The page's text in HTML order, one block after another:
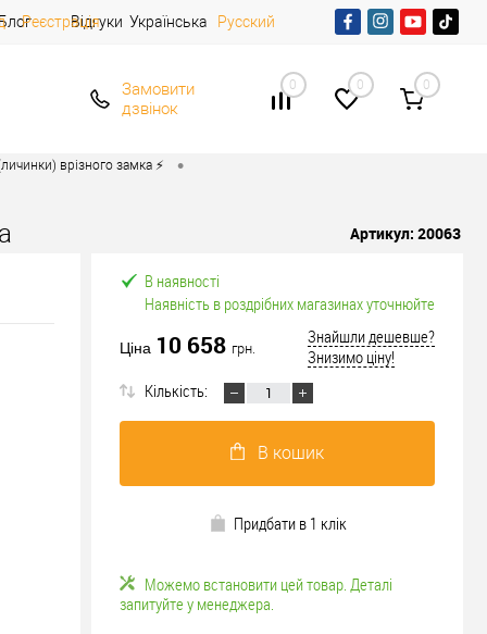
Відгуки
Реєстрація Українська Русский
Замовити
дзвінок
0 0 0
врізного замка ⚡️ •
Артикул: 20063
В наявності
Наявність в роздрібних магазинах уточнюйте
Ціна 10 658 грн.
Знайшли дешевше?
Знизимо ціну!
Кількість:
В кошик
Придбати в 1 клік
Можемо встановити цей товар. Деталі
запитуйте у менеджера.